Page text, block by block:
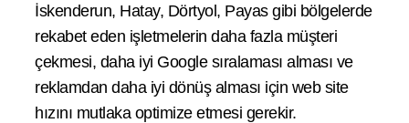
İskenderun, Hatay, Dörtyol, Payas gibi bölgelerde
rekabet eden işletmelerin daha fazla müşteri
çekmesi, daha iyi Google sıralaması alması ve
reklamdan daha iyi dönüş alması için web site
hızını mutlaka optimize etmesi gerekir.